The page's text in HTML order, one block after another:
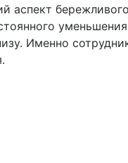
Именно